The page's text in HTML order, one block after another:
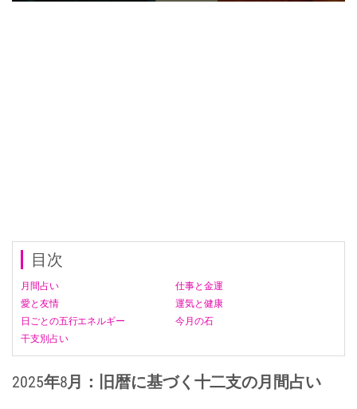
目次
月間占い
仕事と金運
愛と友情
運気と健康
日ごとの五行エネルギー
今月の石
干支別占い
2025年8月：旧暦に基づく十二支の月間占い